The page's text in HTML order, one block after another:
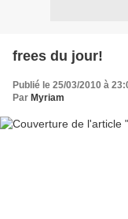
frees du jour!
Publié le 25/03/2010 à
Par Myriam